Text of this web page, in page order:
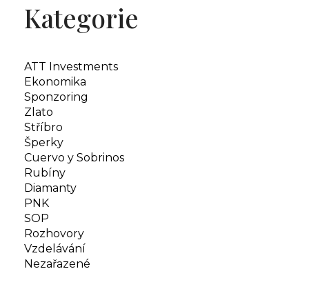
Kategorie
ATT Investments
Ekonomika
Sponzoring
Zlato
Stříbro
Šperky
Cuervo y Sobrinos
Rubíny
Diamanty
PNK
SOP
Rozhovory
Vzdelávání
Nezařazené